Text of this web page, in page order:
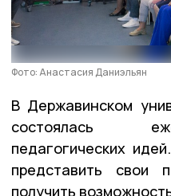
Фото: Анастасия Даниэльян
В Державинском
состоялась
педагогических
представить свои
получить